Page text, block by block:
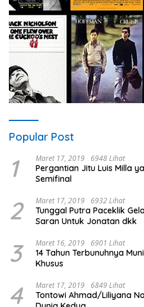
Popular Post
1 Maret 17, 2019 6948 Lihat
Pergantian Jitu Luis Milla
Semifinal
2 Maret 17, 2019 6932 Lihat
Tunggal Putra Paceklik
Saran Untuk Jonatan dkk
3 Maret 16, 2019 6901 Lihat
14 Tahun Terbunuhnya
Khusus
4 Maret 17, 2019 6849 Lihat
Tontowi Ahmad/Liliyana